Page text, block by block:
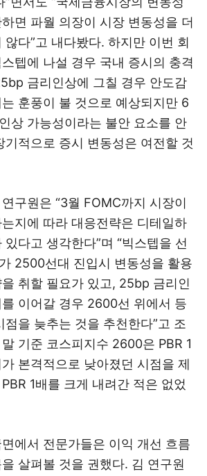
면 파월 의장이 시장 변동성을 더
다”고 내다봤다. 하지만 이번 회
텝에 나설 경우 국내 증시의 충격
금리인상에 그칠 경우 안도감
훈풍이 불 것으로 예상되지만 6
상 가능성이라는 불안 요소를 안
기적으로 증시 변동성은 여전할 것
구원은 “3월 FOMC까지 시장이
지에 따라 대응전략은 디테일하
다고 생각한다”며 “빅스텝을 선
2500선대 진입시 변동성을 활용
취할 필요가 있고, 25bp 금리인
이어갈 경우 2600선 위에서 등
점을 늦추는 것을 추천한다”고 조
기준 코스피지수 2600은 PBR 1
본격적으로 낮아졌던 시점을 제
1배를 크게 내려간 적은 없었
에서 전문가들은 이익 개선 흐름
살펴볼 것을 권했다. 김 연구원